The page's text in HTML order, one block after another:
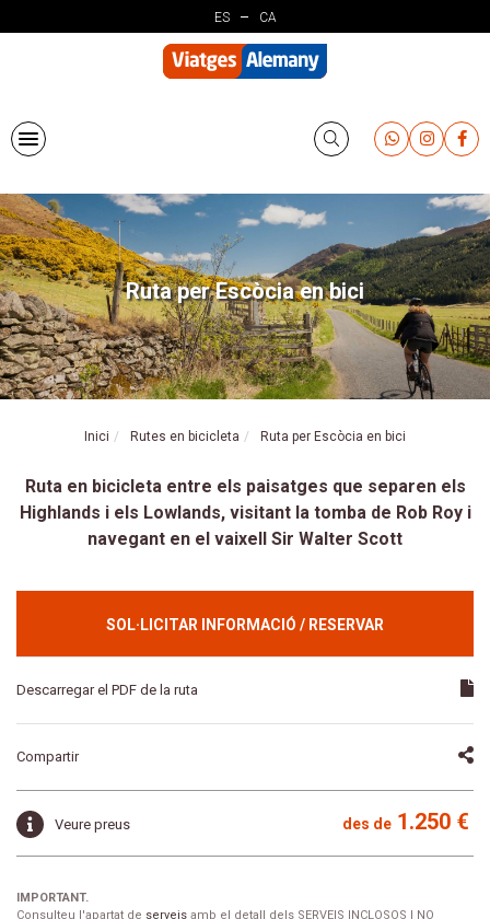
al
ES CA
Ruta per Escòcia en bici
Inici Rutes en bicicleta Ruta per Escòcia en bici
Ruta en bicicleta entre els paisatges que separen els
Highlands i els Lowlands, visitant la tomba de Rob Roy i
navegant en el vaixell Sir Walter Scott
SOL·LICITAR INFORMACIÓ / RESERVAR
Descarregar el PDF de la ruta
Compartir
Veure preus des de 1.250 €
IMPORTANT.
Consulteu l'apartat de serveis amb el detall dels SERVEIS INCLOSOS I NO